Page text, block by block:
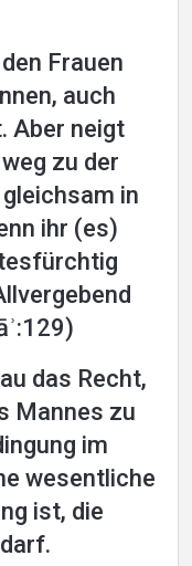
Frauen
auch
Aber neigt
zu der
in
ihr (es)
das Recht,
Mannes zu
im
wesentliche
ist, die